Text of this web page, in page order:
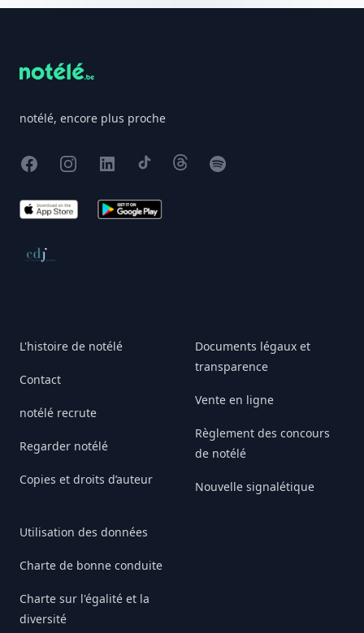
notélé, encore plus proche
FacebookInstagram
X TikTokThreadsSpotify
App Store Google Play
Conseil de déontologie journalistique
L'histoire de notélé
Contact
notélé recrute
Regarder notélé
Copies et droits d’auteur
Utilisation des données
Charte de bonne conduite
Charte sur l'égalité et la
diversité
Documents légaux et
transparence
Vente en ligne
Règlement des concours
de notélé
Nouvelle signalétique